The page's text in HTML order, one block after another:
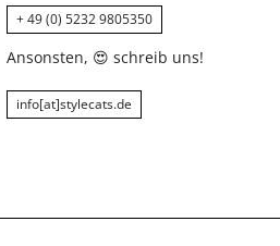
+ 49 (0) 5232 9805350
Ansonsten, 😍 schreib uns!
info[at]stylecats.de